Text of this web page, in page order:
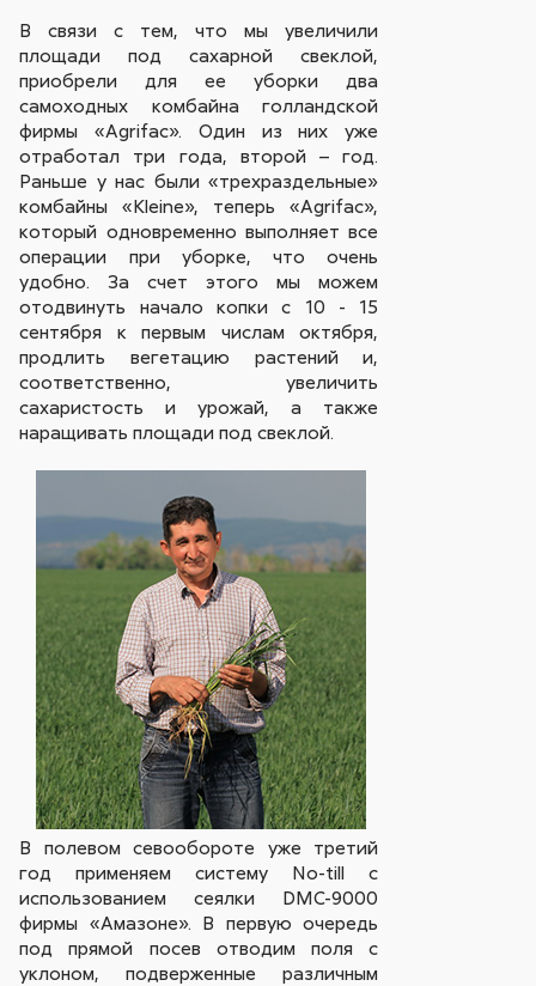
В связи с тем, что мы увеличили
площади под сахарной свеклой,
приобрели для ее уборки два
самоходных комбайна голландской
фирмы «Agrifac». Один из них уже
отработал три года, второй – год.
Раньше у нас были «трехраздельные»
комбайны «Kleine», теперь «Agrifac»,
который одновременно выполняет все
операции при уборке, что очень
удобно. За счет этого мы можем
отодвинуть начало копки с 10 - 15
сентября к первым числам октября,
продлить вегетацию растений и,
соответственно, увеличить
сахаристость и урожай, а также
наращивать площади под свеклой.
В полевом севообороте уже третий
год применяем систему No-till с
использованием сеялки DMC-9000
фирмы «Амазоне». В первую очередь
под прямой посев отводим поля с
уклоном, подверженные различным